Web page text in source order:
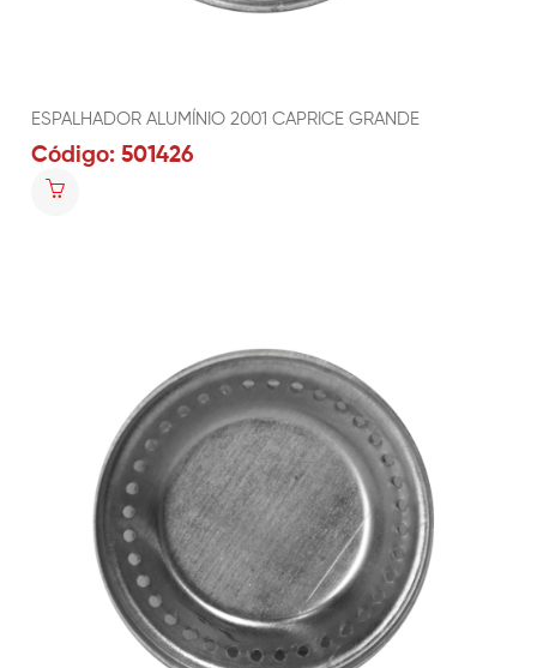
ESPALHADOR ALUMÍNIO 2001 CAPRICE GRANDE
Código: 501426